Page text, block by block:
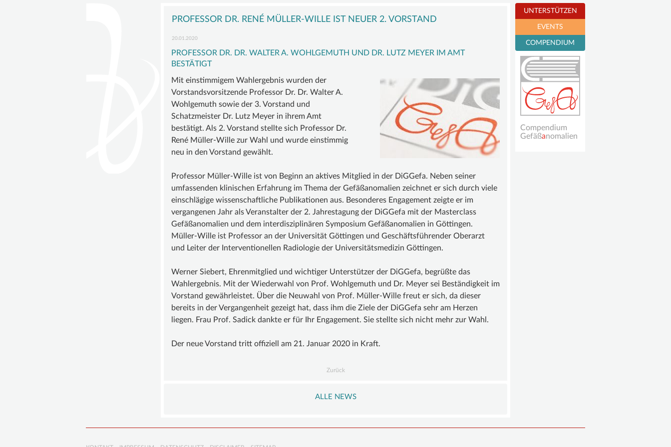
DIGGEFA
BEIRAT
FÖRDERMITGLIEDER
SATZUNG
MALFORMATION
INFOS
&
LINKS
AUTOREN WERDEN
PROFESSOR DR. RENÉ MÜLLER-WILLE IST NEUER 2. VORSTAND
20.01.2020
PROFESSOR DR. DR. WALTER A. WOHLGEMUTH UND DR. LUTZ MEYER IM AMT
BESTÄTIGT
Mit einstimmigem Wahlergebnis wurden der
Vorstandsvorsitzende Professor Dr. Dr. Walter A.
Wohlgemuth sowie der 3. Vorstand und
Schatzmeister Dr. Lutz Meyer in ihrem Amt
bestätigt. Als 2. Vorstand stellte sich Professor Dr.
René Müller-Wille zur Wahl und wurde einstimmig
neu in den Vorstand gewählt.
Professor Müller-Wille ist von Beginn an aktives Mitglied in der DiGGefa. Neben seiner
umfassenden klinischen Erfahrung im Thema der Gefäßanomalien zeichnet er sich durch viele
einschlägige wissenschaftliche Publikationen aus. Besonderes Engagement zeigte er im
vergangenen Jahr als Veranstalter der 2. Jahrestagung der DiGGefa mit der Masterclass
Gefäßanomalien und dem interdisziplinären Symposium Gefäßanomalien in Göttingen.
Müller-Wille ist Professor an der Universität Göttingen und Geschäftsführender Oberarzt
und Leiter der Interventionellen Radiologie der Universitätsmedizin Göttingen.
Werner Siebert, Ehrenmitglied und wichtiger Unterstützer der DiGGefa, begrüßte das
Wahlergebnis. Mit der Wiederwahl von Prof. Wohlgemuth und Dr. Meyer sei Beständigkeit im
Vorstand gewährleistet. Über die Neuwahl von Prof. Müller-Wille freut er sich, da dieser
bereits in der Vergangenheit gezeigt hat, dass ihm die Ziele der DiGGefa sehr am Herzen
liegen. Frau Prof. Sadick dankte er für Ihr Engagement. Sie stellte sich nicht mehr zur Wahl.
Der neue Vorstand tritt offiziell am 21. Januar 2020 in Kraft.
Zurück
ALLE NEWS
UNTERSTÜTZEN
Per PayPal spenden
Mitglied werden
Fördermitgliedschaft
Spendenkonto
EVENTS
7. Jahrestagung der
DiGGefa
Masterclass und
interdisziplinäres
Symposium
Gefäßanomalien
2026
COMPENDIUM
Compendium
Gefäßanomalien